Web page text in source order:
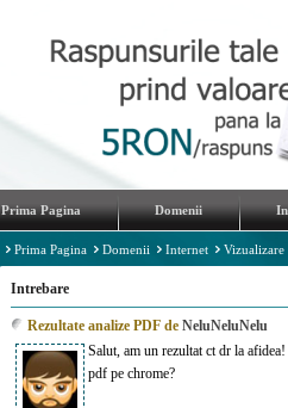
Prima Pagina Domenii
Prima Pagina Domenii Internet Vizualizare
Intrebare
Rezultate analize PDF de NeluNeluNelu
Salut, am un rezultat ct dr la
pdf pe chrome?